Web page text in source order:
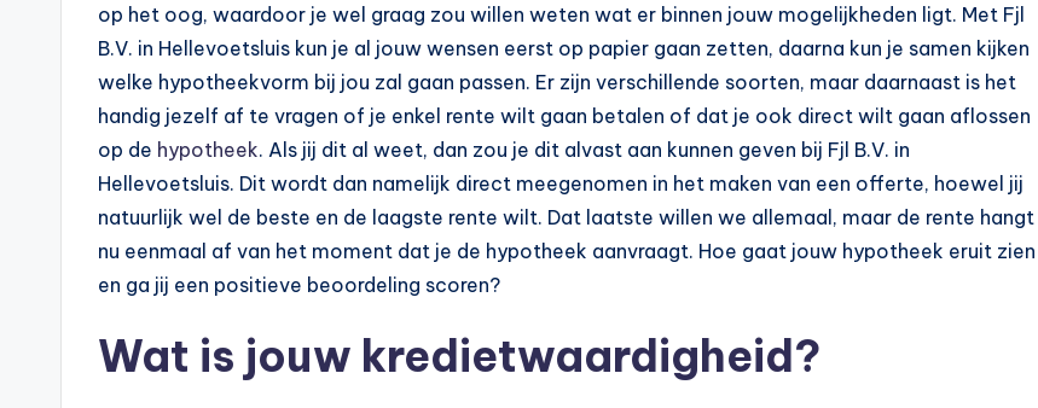
op het oog, waardoor je wel graag zou willen weten wat er binnen jouw mogelijkheden ligt. Met Fjl
B.V. in Hellevoetsluis kun je al jouw wensen eerst op papier gaan zetten, daarna kun je samen kijken
welke hypotheekvorm bij jou zal gaan passen. Er zijn verschillende soorten, maar daarnaast is het
handig jezelf af te vragen of je enkel rente wilt gaan betalen of dat je ook direct wilt gaan aflossen
op de hypotheek. Als jij dit al weet, dan zou je dit alvast aan kunnen geven bij Fjl B.V. in
Hellevoetsluis. Dit wordt dan namelijk direct meegenomen in het maken van een offerte, hoewel jij
natuurlijk wel de beste en de laagste rente wilt. Dat laatste willen we allemaal, maar de rente hangt
nu eenmaal af van het moment dat je de hypotheek aanvraagt. Hoe gaat jouw hypotheek eruit zien
en ga jij een positieve beoordeling scoren?
Wat is jouw kredietwaardigheid?